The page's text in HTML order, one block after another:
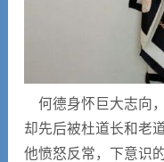
何德身怀巨大志向
却先后被杜道长和老
他愤怒反常，下意识